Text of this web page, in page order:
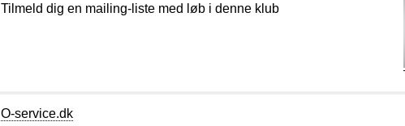
Tilmeld dig en mailing-liste med løb i denne klub
O-service.dk